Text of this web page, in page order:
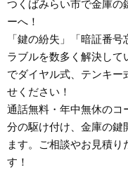
つくばみらい市で金庫の
ーへ！
「鍵の紛失」「暗証番
ラブルを数多く解決して
でダイヤル式、テンキ
せください！
通話無料・年中無休のコ
分の駆け付け、金庫の鍵
ます。ご相談やお見積
す！